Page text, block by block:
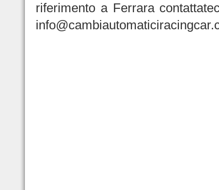
riferimento a Ferrara